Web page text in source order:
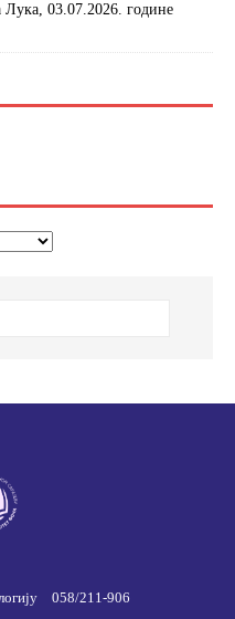
Лука, 03.07.2026. године
058/211-906